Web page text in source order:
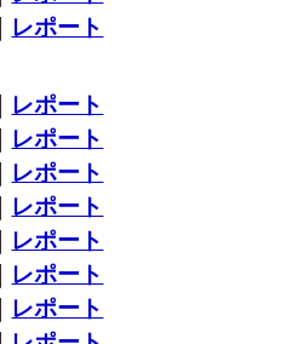
レポート
レポート
レポート
レポート
レポート
レポート
レポート
レポート